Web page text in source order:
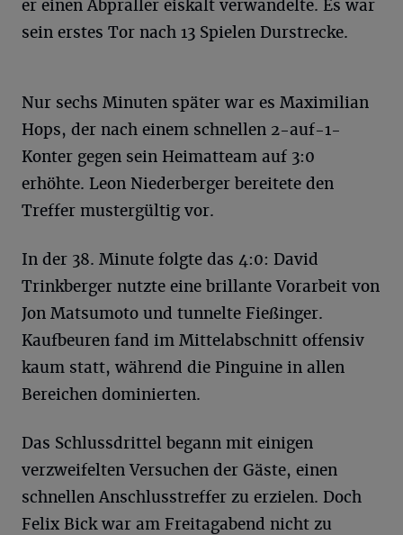
er einen Abpraller eiskalt verwandelte. Es war
sein erstes Tor nach 13 Spielen Durstrecke.
Nur sechs Minuten später war es Maximilian
Hops, der nach einem schnellen 2-auf-1-
Konter gegen sein Heimatteam auf 3:0
erhöhte. Leon Niederberger bereitete den
Treffer mustergültig vor.
In der 38. Minute folgte das 4:0: David
Trinkberger nutzte eine brillante Vorarbeit von
Jon Matsumoto und tunnelte Fießinger.
Kaufbeuren fand im Mittelabschnitt offensiv
kaum statt, während die Pinguine in allen
Bereichen dominierten.
Das Schlussdrittel begann mit einigen
verzweifelten Versuchen der Gäste, einen
schnellen Anschlusstreffer zu erzielen. Doch
Felix Bick war am Freitagabend nicht zu